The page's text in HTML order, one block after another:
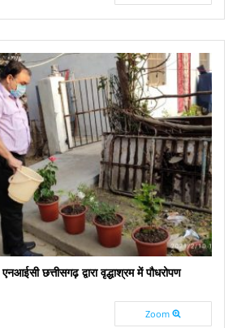
छत्तीसगढ़ द्वारा वृद्धाश्रम में पौधरोपण
Zoom